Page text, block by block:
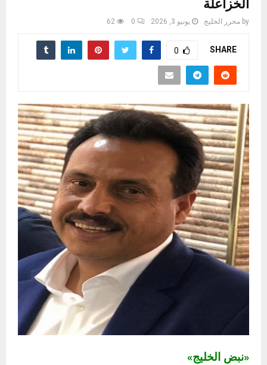
الخزاعلة
by محرر الخليج يونيو 3, 2026 0
62
SHARE
0
«نبض الخليج»